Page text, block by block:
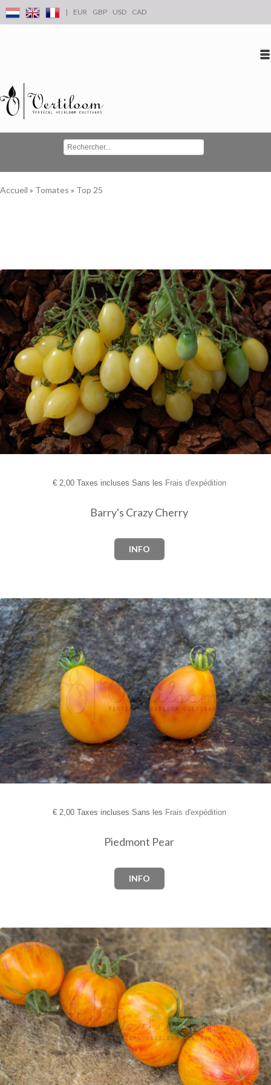
| EUR GBP USD CAD
Accueil » Tomates » Top 25
€2,00 Taxes incluses Sans les Frais d'expédition
Barry's Crazy Cherry
INFO
€2,00 Taxes incluses Sans les Frais d'expédition
Piedmont Pear
INFO